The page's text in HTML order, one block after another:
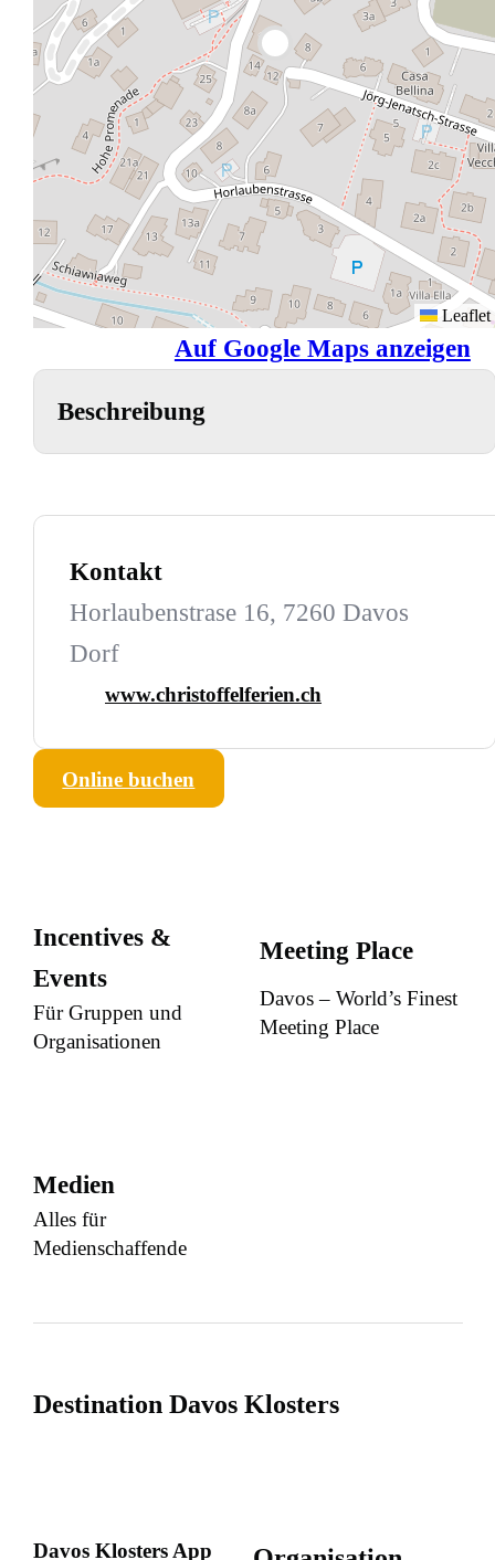
Leaflet
Auf Google Maps anzeigen
Beschreibung
Kontakt
Horlaubenstrase 16, 7260 Davos
Dorf
www.christoffelferien.ch
Online buchen
Incentives &
Events
Für Gruppen und
Organisationen
Meeting Place
Davos – World’s Finest
Meeting Place
Medien
Alles für
Medienschaffende
Destination Davos Klosters
Davos Klosters App